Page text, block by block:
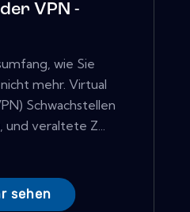
VPN -
wie Sie
mehr. Virtual
Schwachstellen
und veraltete Z...
sehen